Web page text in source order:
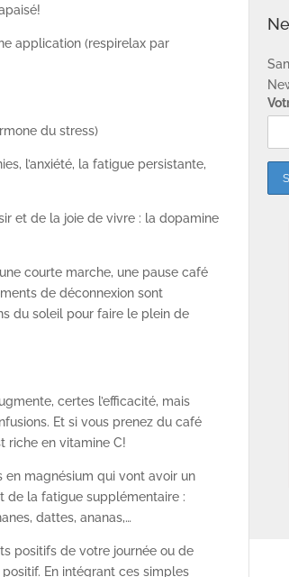
application (respirelax par
du stress)
l’anxiété, la fatigue persistante,
et de la joie de vivre : la dopamine
courte marche, une pause café
de déconnexion sont
du soleil pour faire le plein de
certes l’efficacité, mais
Et si vous prenez du café
riche en vitamine C!
en magnésium qui vont avoir un
de la fatigue supplémentaire :
dattes, ananas,…
positifs de votre journée ou de
En intégrant ces simples